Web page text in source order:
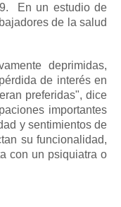
En un estudio de
de la salud
deprimidas,
de interés en
preferidas", dice
importantes
y sentimientos de
su funcionalidad,
con un psiquiatra o